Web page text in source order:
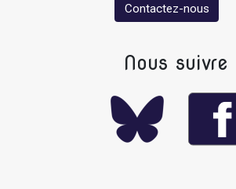
Contactez-nous
Nous suivre